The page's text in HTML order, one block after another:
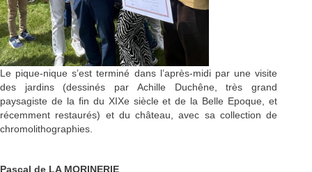
Le pique-nique s’est terminé dans l’après-midi par une visite
des jardins (dessinés par Achille Duchêne, très grand
paysagiste de la fin du XIXe siècle et de la Belle Epoque, et
récemment restaurés) et du château, avec sa collection de
chromolithographies.
Pascal de LA MORINERIE